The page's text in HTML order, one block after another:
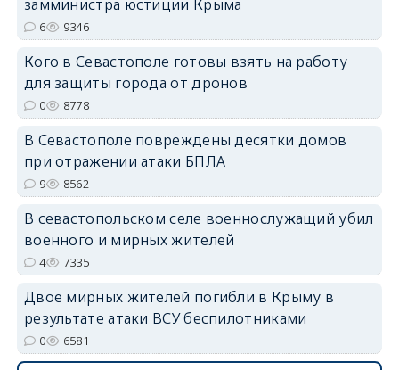
erid: 2SDnjdvhGXG
замминистра юстиции Крыма
6 9346
Кого в Севастополе готовы взять на работу
для защиты города от дронов
0 8778
В Севастополе повреждены десятки домов
при отражении атаки БПЛА
9 8562
В севастопольском селе военнослужащий убил
военного и мирных жителей
4 7335
Двое мирных жителей погибли в Крыму в
результате атаки ВСУ беспилотниками
0 6581